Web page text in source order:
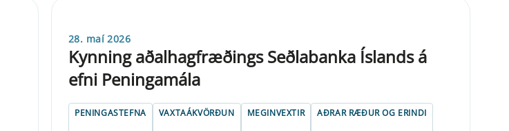
28. maí 2026
Kynning aðalhagfræðings Seðlabanka Íslands á
efni Peningamála
PENINGASTEFNA VAXTAÁKVÖRÐUN MEGINVEXTIR AÐRAR RÆÐUR OG ERINDI